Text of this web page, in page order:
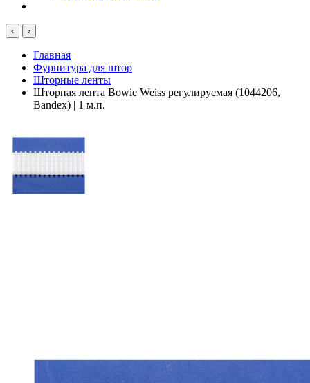
‹ ›
Главная
Фурнитура для штор
Шторные ленты
Шторная лента Bowie Weiss регулируемая (1044206,
Bandex) | 1 м.п.